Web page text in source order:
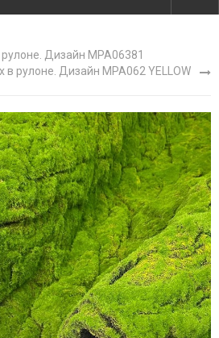
Дизайн MPA06381
в рулоне. Дизайн MPA062 YELLOW